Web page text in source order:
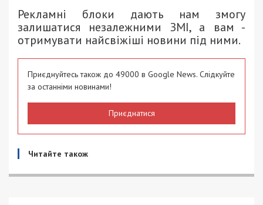
Рекламні блоки дають нам змогу
залишатися незалежними ЗМІ, а вам -
отримувати найсвіжіші новини під ними.
Приєднуйтесь також до 49000 в Google News. Слідкуйте
за останніми новинами!
Приєднатися
Читайте також